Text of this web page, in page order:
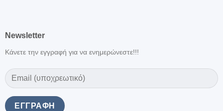
Newsletter
Κάνετε την εγγραφή για να ενημερώνεστε!!!